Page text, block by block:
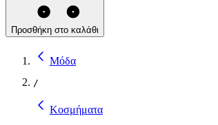
Προσθήκη στο καλάθι
Μόδα
/
Κοσμήματα